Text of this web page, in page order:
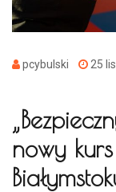
pcybulski 25
nowy